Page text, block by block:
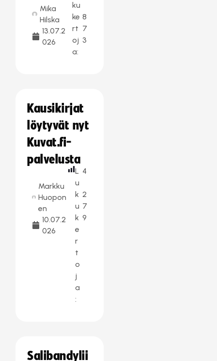
Mika
Hilska
13.07.2
026
ku
ke
rt
oj
a:
8
7
3
Kausikirjat
löytyvät nyt
Kuvat.fi-
palvelusta
Markku
Huopon
en
10.07.2
026
L
u
k
u
k
e
r
t
o
j
a
:
4
2
7
9
Salibandylii